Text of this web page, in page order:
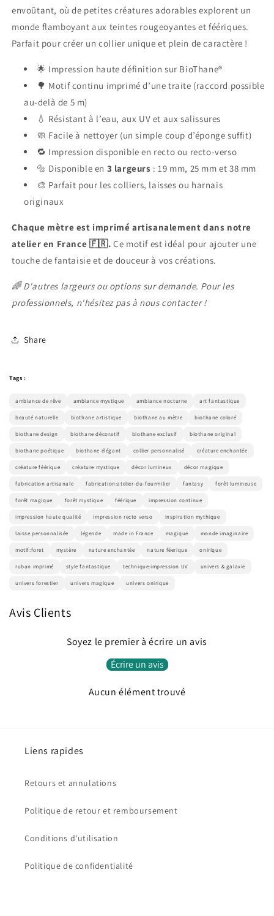
envoûtant, où de petites créatures adorables explorent un
monde flamboyant aux teintes rougeoyantes et féériques.
Parfait pour créer un collier unique et plein de caractère !
🌟 Impression haute définition sur BioThane®
🌳 Motif continu imprimé d’une traite (raccord possible
au-delà de 5 m)
💧 Résistant à l’eau, aux UV et aux salissures
🧼 Facile à nettoyer (un simple coup d’éponge suffit)
🔁 Impression disponible en recto ou recto-verso
🔩 Disponible en 3 largeurs : 19 mm, 25 mm et 38 mm
🎨 Parfait pour les colliers, laisses ou harnais
originaux
Chaque mètre est imprimé artisanalement dans notre
atelier en France 🇫🇷. Ce motif est idéal pour ajouter une
touche de fantaisie et de douceur à vos créations.
🌈 D'autres largeurs ou options sur demande. Pour les
professionnels, n'hésitez pas à nous contacter !
Share
Tags :
ambiance de rêve ambiance mystique ambiance nocturne art fantastique
beauté naturelle biothane artistique biothane au mètre biothane coloré
biothane design biothane décoratif biothane exclusif biothane original
biothane poétique biothane élégant collier personnalisé créature enchantée
créature féérique créature mystique décor lumineux décor magique
fabrication artisanale fabrication:atelier-du-fourmilier fantasy forêt lumineuse
forêt magique forêt mystique féérique impression continue
impression haute qualité impression recto verso inspiration mythique
laisse personnalisée légende made in France magique monde imaginaire
motif:foret mystère nature enchantée nature féerique onirique
ruban imprimé style fantastique technique:impression UV univers & galaxie
univers forestier univers magique univers onirique
Avis Clients
Soyez le premier à écrire un avis
Écrire un avis
Aucun élément trouvé
Liens rapides
Retours et annulations
Politique de retour et remboursement
Conditions d'utilisation
Politique de confidentialité